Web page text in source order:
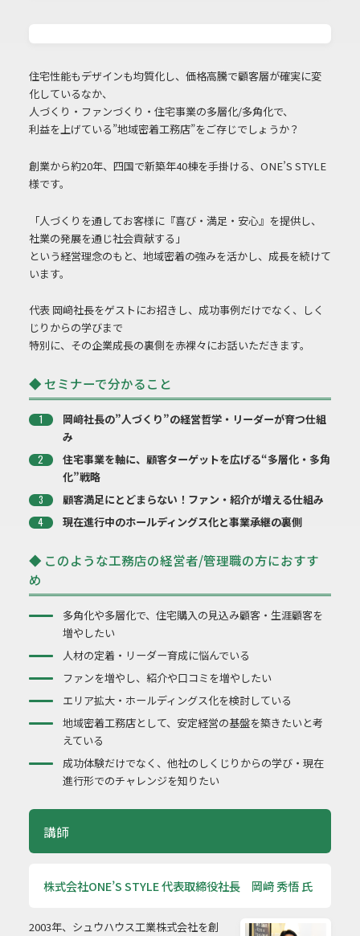
住宅性能もデザインも均質化し、価格高騰で顧客層が確実に変
化しているなか、
人づくり・ファンづくり・住宅事業の多層化/多角化で、
利益を上げている”地域密着工務店”をご存じでしょうか？
創業から約20年、四国で新築年40棟を手掛ける、ONE’S STYLE
様です。
「人づくりを通してお客様に『喜び・満足・安心』を提供し、
社業の発展を通じ社会貢献する」
という経営理念のもと、地域密着の強みを活かし、成長を続けて
います。
代表 岡﨑社長をゲストにお招きし、成功事例だけでなく、しく
じりからの学びまで
特別に、その企業成長の裏側を赤裸々にお話いただきます。
◆ セミナーで分かること
岡﨑社長の”人づくり”の経営哲学・リーダーが育つ仕組
み
住宅事業を軸に、顧客ターゲットを広げる“多層化・多角
化”戦略
顧客満足にとどまらない！ファン・紹介が増える仕組み
現在進行中のホールディングス化と事業承継の裏側
◆ このような工務店の経営者/管理職の方におすす
め
多角化や多層化で、住宅購入の見込み顧客・生涯顧客を
増やしたい
人材の定着・リーダー育成に悩んでいる
ファンを増やし、紹介や口コミを増やしたい
エリア拡大・ホールディングス化を検討している
地域密着工務店として、安定経営の基盤を築きたいと考
えている
成功体験だけでなく、他社のしくじりからの学び・現在
進行形でのチャレンジを知りたい
講師
株式会社ONE’S STYLE 代表取締役社長 岡﨑 秀悟 氏
2003年、シュウハウス工業株式会社を創